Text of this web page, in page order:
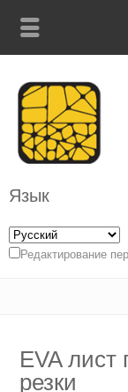
Язык
Редактирование
EVA
резки